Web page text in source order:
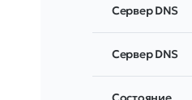
Сервер DNS
Сервер DNS